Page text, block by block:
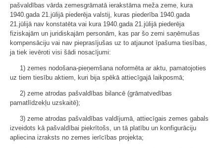
pašvaldības vārda zemesgrāmatā ierakstāma meža zeme, kura
1940.gada 21.jūlijā piederēja valstij, kuras piederība 1940.gada
21.jūlijā nav konstatēta vai kura 1940.gada 21.jūlijā piederēja
fiziskajām un juridiskajām personām, kas par šo zemi saņēmušas
kompensāciju vai nav pieprasījušas uz to atjaunot īpašuma tiesības,
ja tiek ievēroti visi šādi nosacījumi:
1) zemes nodošana-pieņemšana noformēta ar aktu, pamatojoties
uz tiem tiesību aktiem, kuri bija spēkā attiecīgajā laikposmā;
2) zeme atrodas pašvaldības bilancē (grāmatvedības
pamatlīdzekļu uzskaitē);
3) zeme atrodas pašvaldības valdījumā, attiecīgais zemes gabals
izveidots kā pašvaldībai piekrītošs, un tā platību un konfigurāciju
apliecina izraksts no zemes ierīcības projekta;